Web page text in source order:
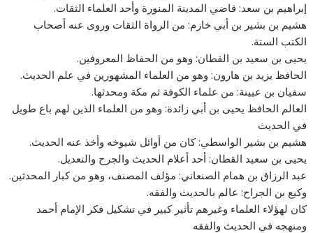
إبراهيم بن سعد: قاضي المدينة المنورة وأحد العلماء الثقات.
هشيم بن بشير بن أبي خازم: من الرواة الثقات وروى عنه أصحاب
الكتب الستة.
يحيى بن سعيد بن القطان: وهو من الحفاظ المعروفين.
الحافظ يزيد بن هارون: وهو من العلماء المشهورين في علم الحديث.
سفيان بن عيينة: من علماء الكوفة ثم مكة ومحدثها.
العالم الحافظ يحيى بن أبي زائدة: وهو من العلماء الذين لهم باع طويل
في الحديث
هشيم بن بشير الواسطي: كان من أوائل شيوخه وأخذ عنه الحديث.
يحيى بن سعيد القطان: أحد أعلام الحديث والجرح والتعديل.
عبد الرزاق بن همام الصنعاني: مؤلف المصنف، وهو من كبار المحدثين.
وكيع بن الجراح: عالم بالحديث والفقه.
كان لهؤلاء العلماء وغيرهم تأثير كبير في تشكيل فكر الإمام أحمد
ومنهجه في الحديث والفقه